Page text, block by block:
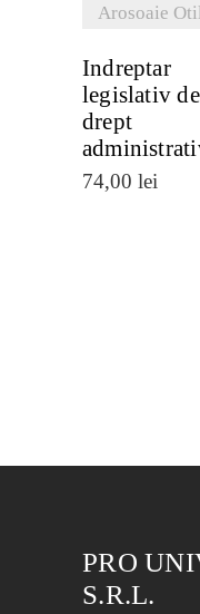
Arosoaie
Indreptar
legislativ de
drept
74,00 lei
PRO
S.R.L.